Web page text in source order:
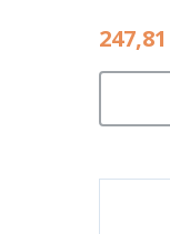
247,81